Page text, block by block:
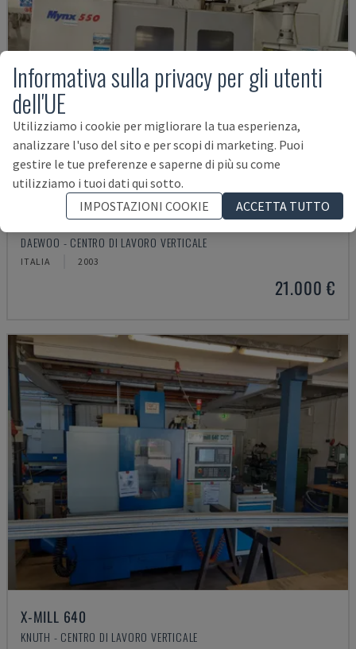
MYNX 550
DAEWOO - CENTRO DI LAVORO VERTICALE
ITALIA 2003
21.000 €
X-MILL 640
KNUTH - CENTRO DI LAVORO VERTICALE
Informativa sulla privacy per gli utenti
dell'UE
Utilizziamo i cookie per migliorare la tua esperienza,
analizzare l'uso del sito e per scopi di marketing. Puoi
gestire le tue preferenze e saperne di più su come
utilizziamo i tuoi dati qui sotto.
IMPOSTAZIONI COOKIE
ACCETTA TUTTO